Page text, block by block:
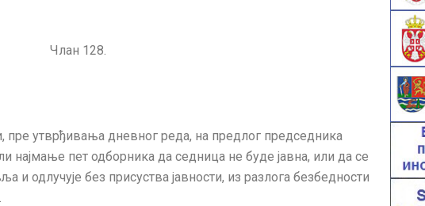
Члан 128.
утврђивања дневног реда, на предлог председника
најмање пет одборника да седница не буде јавна, или да се
и одлучује без присуства јавности, из разлога безбедности